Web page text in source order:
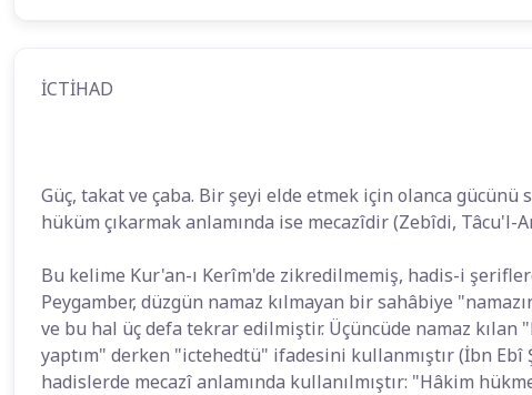
İCTİHAD
Güç, takat ve çaba. Bir şeyi elde etmek için olanca gücünü
hüküm çıkarmak anlamında ise mecazîdir (Zebîdi, Tâcu'l-
Bu kelime Kur'an-ı Kerîm'de zikredilmemiş, hadis-i
Peygamber, düzgün namaz kılmayan bir sahâbiye
ve bu hal üç defa tekrar edilmiştir. Üçüncüde namaz
yaptım" derken "ictehedtü" ifadesini kullanmıştır (İbn Ebî
hadislerde mecazî anlamında kullanılmıştır: "Hâkim